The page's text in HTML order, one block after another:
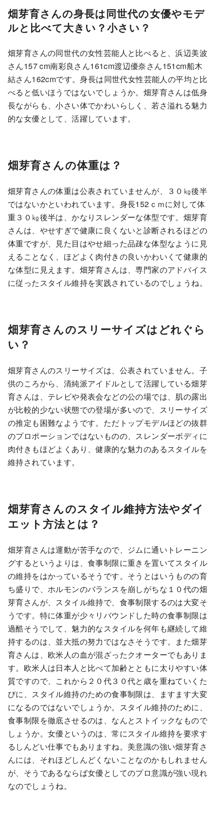
畑芽育さんの身長は同世代の女優やモデ
ルと比べて大きい？小さい？
畑芽育さんの同世代の女性芸能人と比べると、浜辺美波
さん157 cm南彩良さん161cm渡辺優奈さん151cm船木
結さん162cmです。身長は同世代女性芸能人の平均と比
べると低いほうではないでしょうか。畑芽育さんは低身
長ながらも、小さい体でかわいらしく、若さ溢れる魅力
的な女優として、活躍しています。
畑芽育さんの体重は？
畑芽育さんの体重は公表されていませんが、３０㎏後半
ではないかといわれています。身長152ｃｍに対して体
重３０㎏後半は、かなりスレンダーな体型です。畑芽育
さんは、やせすぎで健康に良くないと診断されるほどの
体重ですが、見た目はやせ細った品疎な体型なように見
えることなく、ほどよく肉付きの良いかわいくて健康的
な体型に見えます。畑芽育さんは、専門家のアドバイス
に従ったスタイル維持を実践されているのでしょうね。
畑芽育さんのスリーサイズはどれぐら
い？
畑芽育さんのスリーサイズは、公表されていません。子
供のころから、清純派アイドルとして活躍している畑芽
育さんは、テレビや発表会などの公の場では、肌の露出
が比較的少ない状態での登場が多いので、スリーサイズ
の推定も困難なようです。ただトップモデルほどの抜群
のプロポーションではないものの、スレンダーボディに
肉付きもほどよくあり、健康的な魅力のあるスタイルを
維持されています。
畑芽育さんのスタイル維持方法やダイ
エット方法とは？
畑芽育さんは運動が苦手なので、ジムに通いトレーニン
グするというよりは、食事制限に重きを置いてスタイル
の維持をはかっているそうです。そうとはいうものの育
ち盛りで、ホルモンのバランスを崩しがちな１０代の畑
芽育さんが、スタイル維持で、食事制限するのは大変そ
うです。特に体重が少々リバウンドした時の食事制限は
過酷そうでして、魅力的なスタイルを何年も継続して維
持するのは、並大抵の努力ではなさそうです。また畑芽
育さんは、欧米人の血が混ざったクオーターでもありま
す。欧米人は日本人と比べて加齢とともに太りやすい体
質ですので、これから２０代３０代と歳を重ねていくた
びに、スタイル維持のための食事制限は、ますます大変
になるのではないでしょうか。スタイル維持のために、
食事制限を徹底させるのは、なんとストイックなもので
しょうか。女優というのは、常にスタイル維持を要求す
るしんどい仕事でもありますね。美意識の強い畑芽育さ
んには、それほどしんどくないことなのかもしれません
が、そうであるならば女優としてのプロ意識が強い現れ
なのでしょうね。